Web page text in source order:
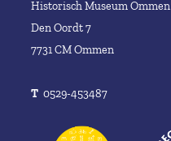
Historisch Museum Ommen
Den Oordt 7
7731 CM Ommen
T 0529-453487